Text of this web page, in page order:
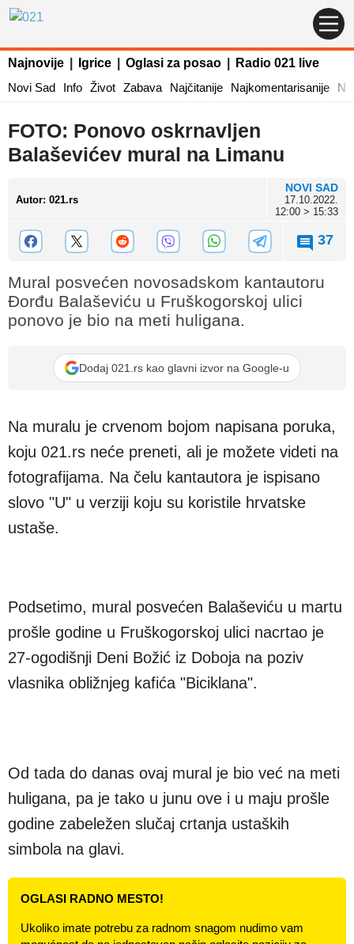
Najnovije Igrice Oglasi za posao
Radio 021 live
Novi Sad
Info Život Zabava Najčitanije Najkomentarisanije
FOTO: Ponovo oskrnavljen
Balaševićev mural na Limanu
Autor: 021.rs
NOVI SAD
17.10.2022.
12:00 > 15:33
37
Mural posvećen novosadskom kantautoru
Đorđu Balaševiću u Fruškogorskoj ulici
ponovo je bio na meti huligana.
Dodaj 021.rs kao glavni izvor na Google-u
Na muralu je crvenom bojom napisana poruka,
koju 021.rs neće preneti, ali je možete videti na
fotografijama. Na čelu kantautora je ispisano
slovo "U" u verziji koju su koristile hrvatske
ustaše.
Podsetimo, mural posvećen Balaševiću u martu
prošle godine u Fruškogorskoj ulici nacrtao je
27-ogodišnji Deni Božić iz Doboja na poziv
vlasnika obližnjeg kafića "Biciklana".
Od tada do danas ovaj mural je bio već na meti
huligana, pa je tako u junu ove i u maju prošle
godine zabeležen slučaj crtanja ustaških
simbola na glavi.
OGLASI RADNO MESTO!
Ukoliko imate potrebu za radnom snagom nudimo vam